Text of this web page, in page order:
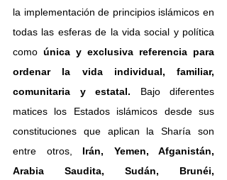
la implementación de principios islámicos en
todas las esferas de la vida social y política
como única y exclusiva referencia para
ordenar la vida individual, familiar,
comunitaria y estatal. Bajo diferentes
matices los Estados islámicos desde sus
constituciones que aplican la Sharía son
entre otros,
Irán, Yemen, Afganistán,
Arabia Saudita, Sudán, Brunéi,